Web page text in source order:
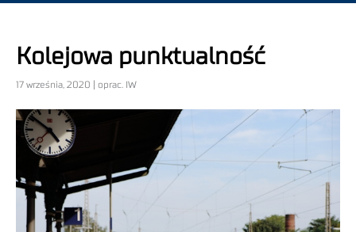
Kolejowa punktualność
17 września, 2020 | oprac. IW